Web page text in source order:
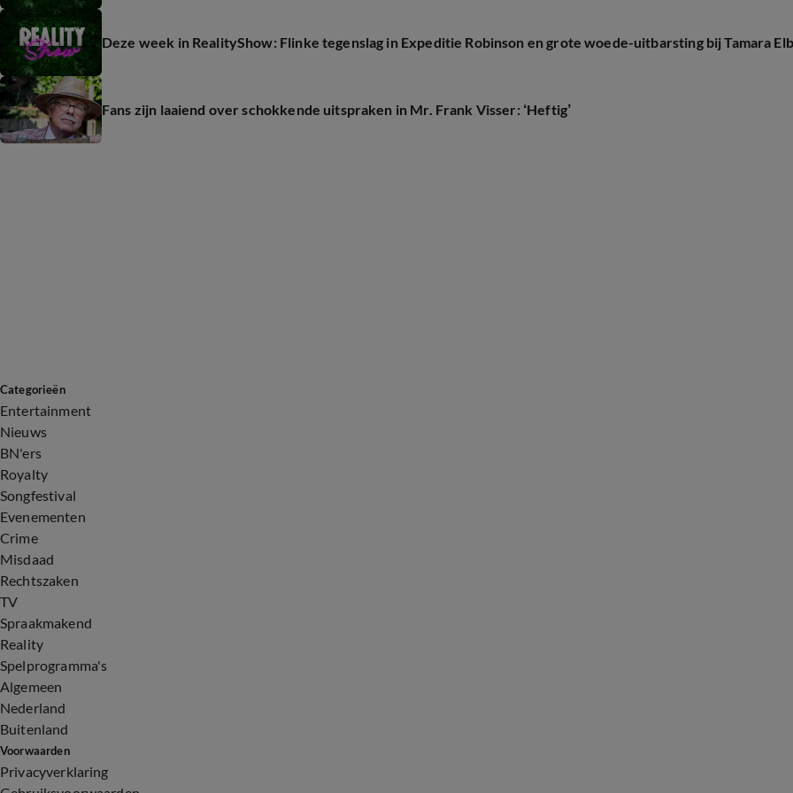
Deze week in RealityShow: Flinke tegenslag in Expeditie Robinson en grote woede-uitbarsting bij Tamara
Fans zijn laaiend over schokkende uitspraken in Mr. Frank Visser: ‘Heftig’
Categorieën
Entertainment
Nieuws
BN'ers
Royalty
Songfestival
Evenementen
Crime
Misdaad
Rechtszaken
TV
Spraakmakend
Reality
Spelprogramma's
Algemeen
Nederland
Buitenland
Voorwaarden
Privacyverklaring